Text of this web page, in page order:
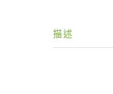
描述